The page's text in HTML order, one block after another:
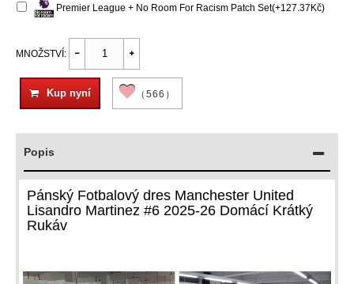
Premier League + No Room For Racism Patch Set(+127.37Kč)
MNOŽSTVÍ:
Kup nyní （566）
Popis
Pánský Fotbalový dres Manchester United
Lisandro Martinez #6 2025-26 Domácí Krátký
Rukáv